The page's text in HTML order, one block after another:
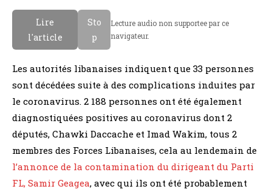
Lire
l'article
Sto
p
Lecture audio non supportee par ce
navigateur.
Les autorités libanaises indiquent que 33 personnes
sont décédées suite à des complications induites par
le coronavirus. 2 188 personnes ont été également
diagnostiquées positives au coronavirus dont 2
députés, Chawki Daccache et Imad Wakim, tous 2
membres des Forces Libanaises, cela au lendemain de
l’annonce de la contamination du dirigeant du Parti
FL, Samir Geagea, avec qui ils ont été probablement